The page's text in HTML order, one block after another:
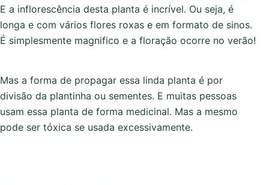
E a inflorescência desta planta é incrível. Ou seja, é
longa e com vários flores roxas e em formato de sinos.
É simplesmente magnifico e a floração ocorre no verão!
Mas a forma de propagar essa linda planta é por
divisão da plantinha ou sementes. E muitas pessoas
usam essa planta de forma medicinal. Mas a mesmo
pode ser tóxica se usada excessivamente.